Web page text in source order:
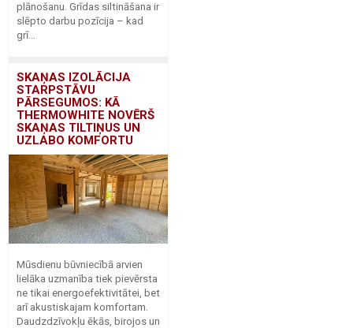
plānošanu. Grīdas siltināšana ir
slēpto darbu pozīcija – kad
grī...
SKAŅAS IZOLĀCIJA
STARPSTĀVU
PĀRSEGUMOS: KĀ
THERMOWHITE NOVĒRŠ
SKAŅAS TILTIŅUS UN
UZLABO KOMFORTU
Mūsdienu būvniecībā arvien
lielāka uzmanība tiek pievērsta
ne tikai energoefektivitātei, bet
arī akustiskajam komfortam.
Daudzdzīvokļu ēkās, birojos un